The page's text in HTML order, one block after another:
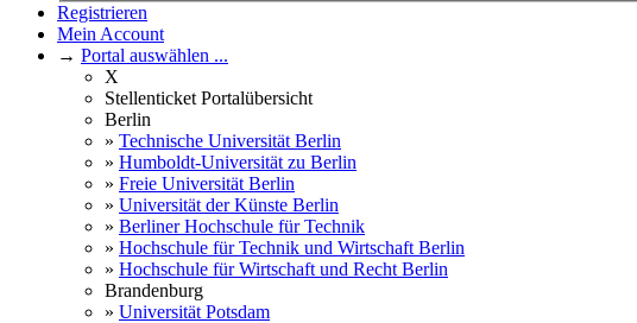
Registrieren
Mein Account
→ Portal auswählen ...
X
Stellenticket Portalübersicht
Berlin
» Technische Universität Berlin
» Humboldt-Universität zu Berlin
» Freie Universität Berlin
» Universität der Künste Berlin
» Berliner Hochschule für Technik
» Hochschule für Technik und Wirtschaft Berlin
» Hochschule für Wirtschaft und Recht Berlin
Brandenburg
» Universität Potsdam